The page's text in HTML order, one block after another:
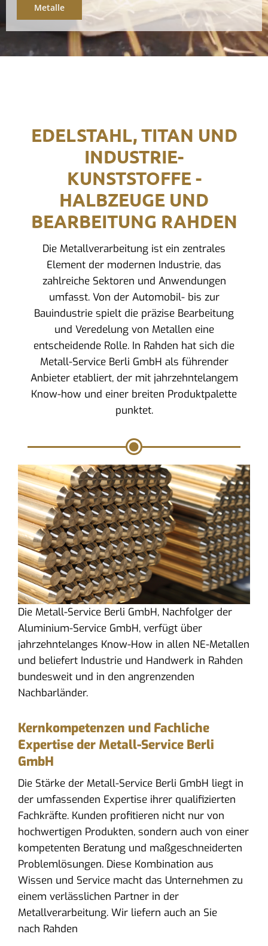
Metalle
EDELSTAHL, TITAN UND
INDUSTRIE-
KUNSTSTOFFE -
HALBZEUGE UND
BEARBEITUNG RAHDEN
Die Metallverarbeitung ist ein zentrales
Element der modernen Industrie, das
zahlreiche Sektoren und Anwendungen
umfasst. Von der Automobil- bis zur
Bauindustrie spielt die präzise Bearbeitung
und Veredelung von Metallen eine
entscheidende Rolle. In Rahden hat sich die
Metall-Service Berli GmbH als führender
Anbieter etabliert, der mit jahrzehntelangem
Know-how und einer breiten Produktpalette
punktet.
Die Metall-Service Berli GmbH, Nachfolger der
Aluminium-Service GmbH, verfügt über
jahrzehntelanges Know-How in allen NE-Metallen
und beliefert Industrie und Handwerk in Rahden
bundesweit und in den angrenzenden
Nachbarländer.
Kernkompetenzen und Fachliche
Expertise der Metall-Service Berli
GmbH
Die Stärke der Metall-Service Berli GmbH liegt in
der umfassenden Expertise ihrer qualifizierten
Fachkräfte. Kunden profitieren nicht nur von
hochwertigen Produkten, sondern auch von einer
kompetenten Beratung und maßgeschneiderten
Problemlösungen. Diese Kombination aus
Wissen und Service macht das Unternehmen zu
einem verlässlichen Partner in der
Metallverarbeitung. Wir liefern auch an Sie
nach Rahden